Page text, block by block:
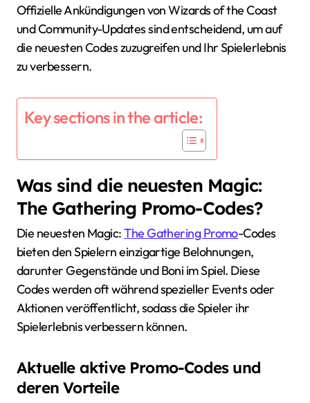
Offizielle Ankündigungen von Wizards of the Coast
und Community-Updates sind entscheidend, um auf
die neuesten Codes zuzugreifen und Ihr Spielerlebnis
zu verbessern.
Key sections in the article:
Was sind die neuesten Magic:
The Gathering Promo-Codes?
Die neuesten Magic:The Gathering Promo-Codes
bieten den Spielern einzigartige Belohnungen,
darunter Gegenstände und Boni im Spiel. Diese
Codes werden oft während spezieller Events oder
Aktionen veröffentlicht, sodass die Spieler ihr
Spielerlebnis verbessern können.
Aktuelle aktive Promo-Codes und
deren Vorteile